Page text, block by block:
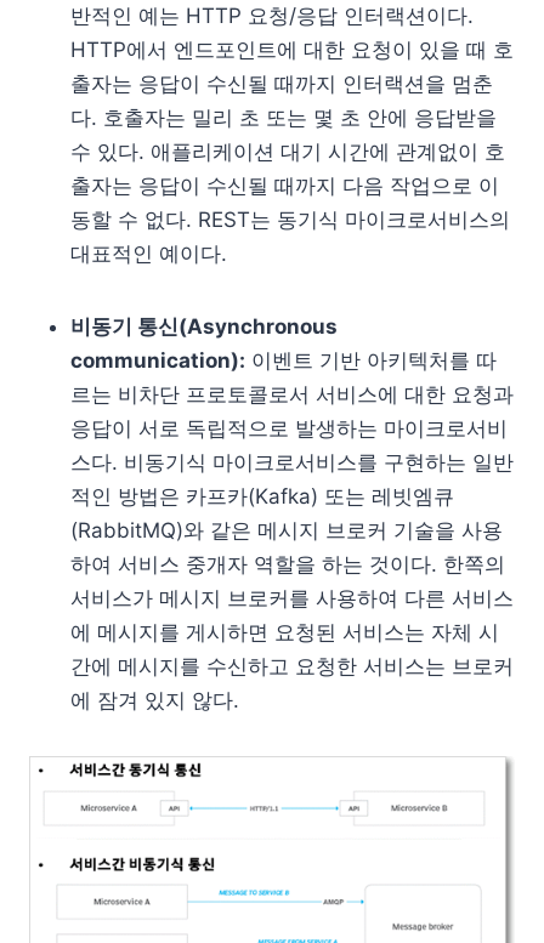
반적인 예는 HTTP 요청/응답 인터랙션이다.
HTTP에서 엔드포인트에 대한 요청이 있을 때 호
출자는 응답이 수신될 때까지 인터랙션을 멈춘
다. 호출자는 밀리 초 또는 몇 초 안에 응답받을
수 있다. 애플리케이션 대기 시간에 관계없이 호
출자는 응답이 수신될 때까지 다음 작업으로 이
동할 수 없다. REST는 동기식 마이크로서비스의
대표적인 예이다.
비동기 통신(Asynchronous
communication): 이벤트 기반 아키텍처를 따
르는 비차단 프로토콜로서 서비스에 대한 요청과
응답이 서로 독립적으로 발생하는 마이크로서비
스다. 비동기식 마이크로서비스를 구현하는 일반
적인 방법은 카프카(Kafka) 또는 레빗엠큐
(RabbitMQ)와 같은 메시지 브로커 기술을 사용
하여 서비스 중개자 역할을 하는 것이다. 한쪽의
서비스가 메시지 브로커를 사용하여 다른 서비스
에 메시지를 게시하면 요청된 서비스는 자체 시
간에 메시지를 수신하고 요청한 서비스는 브로커
에 잠겨 있지 않다.